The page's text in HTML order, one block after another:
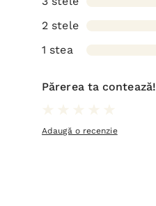
2 stele
1 stea
Părerea ta contează!
Adaugă o recenzie